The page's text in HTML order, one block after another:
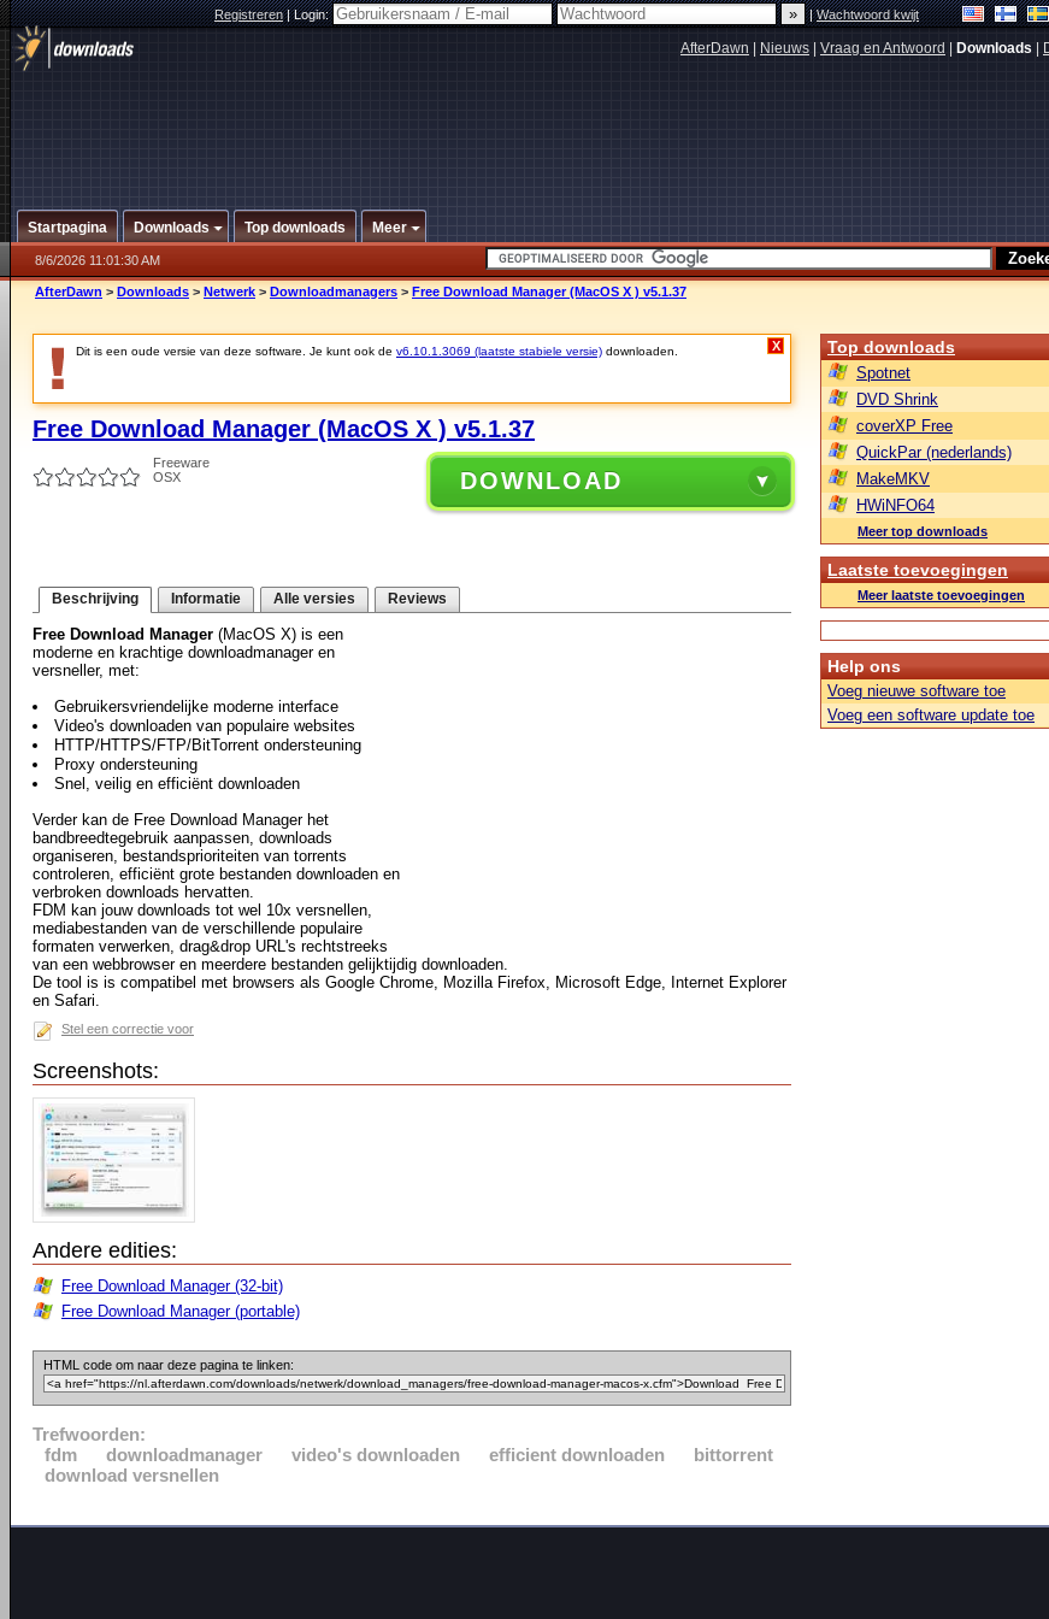
Registreren|Login: |Wachtwoord kwijt
AfterDawn Nieuws Vraag en Antwoord Downloads
Startpagina Downloads Top downloads Meer
8/6/2026 11:01:30 AM
AfterDawn > Downloads > Netwerk > Downloadmanagers > Free Download Manager (MacOS X ) v5.1.37
Dit is een oude versie van deze software. Je kunt ook de v6.10.1.3069 (laatste stabiele versie) downloaden. X
Free Download Manager (MacOS X ) v5.1.37
Freeware
OSX
DOWNLOAD
Beschrijving Informatie Alle versies Reviews
Free Download Manager (MacOS X) is een
moderne en krachtige downloadmanager en
versneller, met:
Gebruikersvriendelijke moderne interface
Video's downloaden van populaire websites
HTTP/HTTPS/FTP/BitTorrent ondersteuning
Proxy ondersteuning
Snel, veilig en efficiënt downloaden
Verder kan de Free Download Manager het
bandbreedtegebruik aanpassen, downloads
organiseren, bestandsprioriteiten van torrents
controleren, efficiënt grote bestanden downloaden en
verbroken downloads hervatten.
FDM kan jouw downloads tot wel 10x versnellen,
mediabestanden van de verschillende populaire
formaten verwerken, drag&drop URL's rechtstreeks
van een webbrowser en meerdere bestanden gelijktijdig downloaden.
De tool is is compatibel met browsers als Google Chrome, Mozilla Firefox, Microsoft Edge, Internet Explorer
en Safari.
Stel een correctie voor
Screenshots:
Andere edities:
Free Download Manager (32-bit)
Free Download Manager (portable)
HTML code om naar deze pagina te linken:
Trefwoorden:
fdm
downloadmanager video's downloaden efficient downloaden
bittorrent
download versnellen
Top downloads
Spotnet
DVD Shrink
coverXP Free
QuickPar (nederlands)
MakeMKV
HWiNFO64
Meer top downloads
Laatste toevoegingen
Meer laatste toevoegingen
Help ons
Voeg nieuwe software toe
Voeg een software update toe